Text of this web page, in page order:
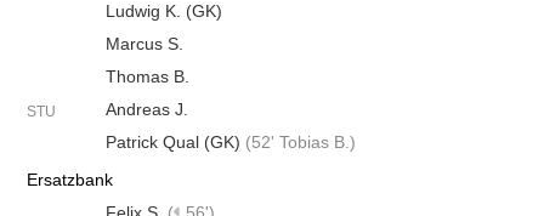
Ludwig K. (GK)
Marcus S.
Thomas B.
STU
Andreas J.
Patrick Qual (GK) (52' Tobias B. )
Ersatzbank